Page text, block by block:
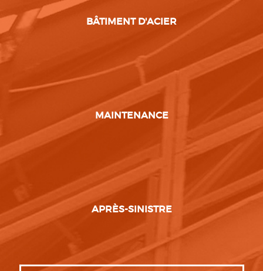
BÂTIMENT D'ACIER
MAINTENANCE
APRÈS-SINISTRE